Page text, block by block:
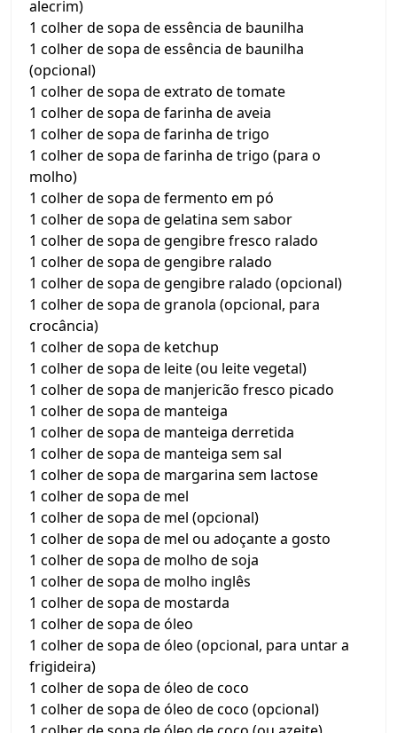
alecrim)
1 colher de sopa de essência de baunilha
1 colher de sopa de essência de baunilha
(opcional)
1 colher de sopa de extrato de tomate
1 colher de sopa de farinha de aveia
1 colher de sopa de farinha de trigo
1 colher de sopa de farinha de trigo (para o
molho)
1 colher de sopa de fermento em pó
1 colher de sopa de gelatina sem sabor
1 colher de sopa de gengibre fresco ralado
1 colher de sopa de gengibre ralado
1 colher de sopa de gengibre ralado (opcional)
1 colher de sopa de granola (opcional, para
crocância)
1 colher de sopa de ketchup
1 colher de sopa de leite (ou leite vegetal)
1 colher de sopa de manjericão fresco picado
1 colher de sopa de manteiga
1 colher de sopa de manteiga derretida
1 colher de sopa de manteiga sem sal
1 colher de sopa de margarina sem lactose
1 colher de sopa de mel
1 colher de sopa de mel (opcional)
1 colher de sopa de mel ou adoçante a gosto
1 colher de sopa de molho de soja
1 colher de sopa de molho inglês
1 colher de sopa de mostarda
1 colher de sopa de óleo
1 colher de sopa de óleo (opcional, para untar a
frigideira)
1 colher de sopa de óleo de coco
1 colher de sopa de óleo de coco (opcional)